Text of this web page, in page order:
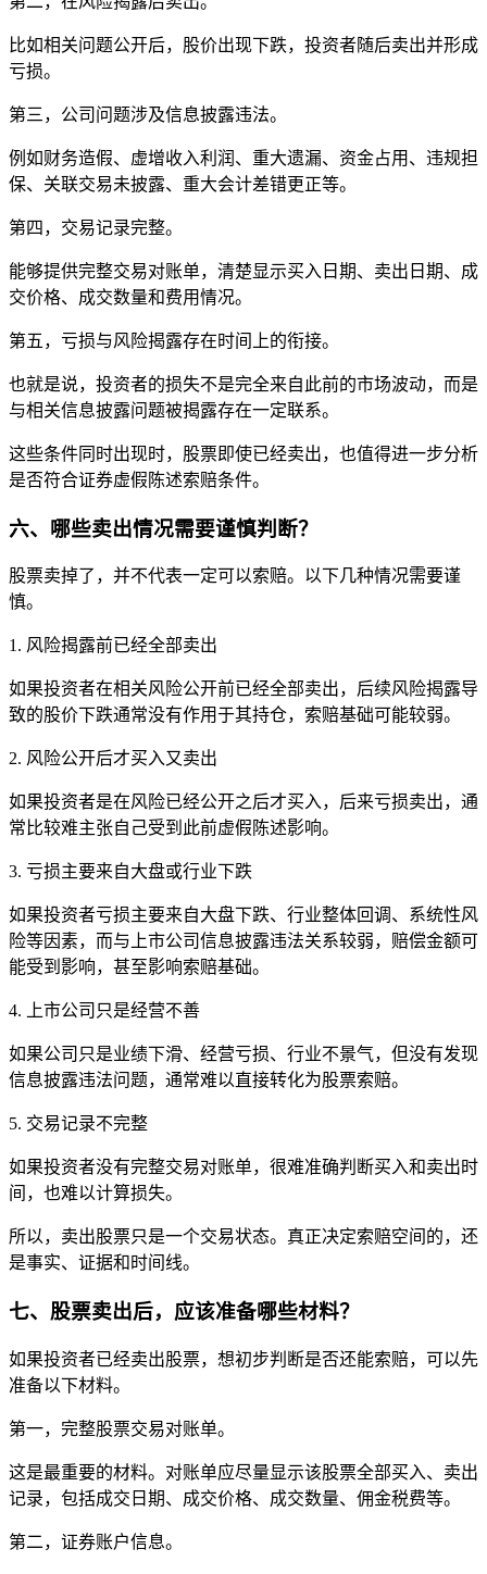
比如相关问题公开后，股价出现下跌，投资者随后卖出并形成
亏损。
第三，公司问题涉及信息披露违法。
例如财务造假、虚增收入利润、重大遗漏、资金占用、违规担
保、关联交易未披露、重大会计差错更正等。
第四，交易记录完整。
能够提供完整交易对账单，清楚显示买入日期、卖出日期、成
交价格、成交数量和费用情况。
第五，亏损与风险揭露存在时间上的衔接。
也就是说，投资者的损失不是完全来自此前的市场波动，而是
与相关信息披露问题被揭露存在一定联系。
这些条件同时出现时，股票即使已经卖出，也值得进一步分析
是否符合证券虚假陈述索赔条件。
六、哪些卖出情况需要谨慎判断？
股票卖掉了，并不代表一定可以索赔。以下几种情况需要谨
慎。
1. 风险揭露前已经全部卖出
如果投资者在相关风险公开前已经全部卖出，后续风险揭露导
致的股价下跌通常没有作用于其持仓，索赔基础可能较弱。
2. 风险公开后才买入又卖出
如果投资者是在风险已经公开之后才买入，后来亏损卖出，通
常比较难主张自己受到此前虚假陈述影响。
3. 亏损主要来自大盘或行业下跌
如果投资者亏损主要来自大盘下跌、行业整体回调、系统性风
险等因素，而与上市公司信息披露违法关系较弱，赔偿金额可
能受到影响，甚至影响索赔基础。
4. 上市公司只是经营不善
如果公司只是业绩下滑、经营亏损、行业不景气，但没有发现
信息披露违法问题，通常难以直接转化为股票索赔。
5. 交易记录不完整
如果投资者没有完整交易对账单，很难准确判断买入和卖出时
间，也难以计算损失。
所以，卖出股票只是一个交易状态。真正决定索赔空间的，还
是事实、证据和时间线。
七、股票卖出后，应该准备哪些材料？
如果投资者已经卖出股票，想初步判断是否还能索赔，可以先
准备以下材料。
第一，完整股票交易对账单。
这是最重要的材料。对账单应尽量显示该股票全部买入、卖出
记录，包括成交日期、成交价格、成交数量、佣金税费等。
第二，证券账户信息。